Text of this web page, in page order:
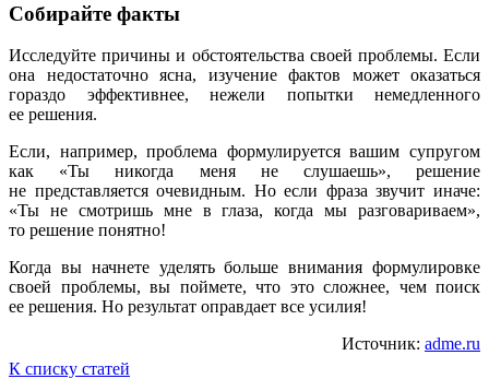
Собирайте факты
Исследуйте причины и обстоятельства своей проблемы. Если
она недостаточно ясна, изучение фактов может оказаться
гораздо эффективнее, нежели попытки немедленного
ее решения.
Если, например, проблема формулируется вашим супругом
как «Ты никогда меня не слушаешь», решение
не представляется очевидным. Но если фраза звучит иначе:
«Ты не смотришь мне в глаза, когда мы разговариваем»,
то решение понятно!
Когда вы начнете уделять больше внимания формулировке
своей проблемы, вы поймете, что это сложнее, чем поиск
ее решения. Но результат оправдает все усилия!
Источник: adme.ru
К списку статей